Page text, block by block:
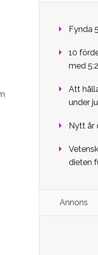
Fynda
10
med
Att
under
Nytt år
dieten
Annons